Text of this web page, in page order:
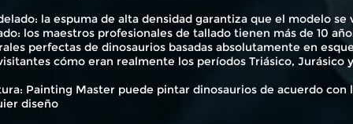
la espuma de alta densidad garantiza que el modelo se
los maestros profesionales de tallado tienen más de 10
perfectas de dinosaurios basadas absolutamente en
cómo eran realmente los períodos Triásico, Jurásico
Painting Master puede pintar dinosaurios de acuerdo
diseño